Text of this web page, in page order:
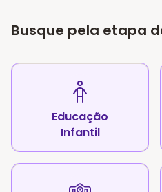
Busque pela etapa
Educação
Infantil